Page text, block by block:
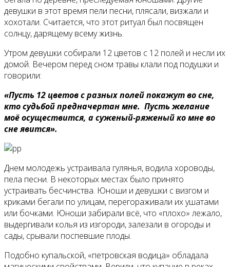
девушки в этот время пели песни, плясали, визжали и
хохотали. Считается, что этот ритуал был посвящен
солнцу, дарящему всему жизнь.
Утром девушки собирали 12 цветов с 12 полей и несли их
домой. Вечером перед сном травы клали под подушки и
говорили:
«Пусть 12 цветов с разных полей покажут во сне,
кто судьбой предначертан мне. Пусть желание
моё осуществится, а суженый-ряженый ко мне во
сне явится».
Днем молодежь устраивала гулянья, водила хороводы,
пела песни. В некоторых местах было принято
устраивать бесчинства. Юноши и девушки с визгом и
криками бегали по улицам, перегораживали их ушатами
или бочками. Юноши забирали всё, что «плохо» лежало,
выдергивали колья из изгороди, залезали в огороды и
сады, срывали поспевшие плоды.
Подобно купальской, «петровская водица» обладала